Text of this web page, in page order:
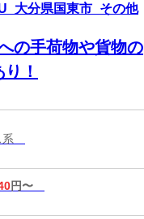
大分県国東市_その他
の手荷物や貨物の
！
系
円〜